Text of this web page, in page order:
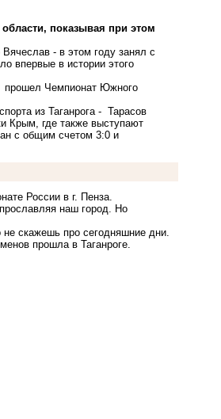
показывая при этом
- в этом году занял с
впервые в истории этого
прошел Чемпионат Южного
из Таганрога - Тарасов
Крым, где также выступают
с общим счетом 3:0 и
России в г. Пенза.
наш город. Но
скажешь про сегодняшние дни.
прошла в Таганроге.